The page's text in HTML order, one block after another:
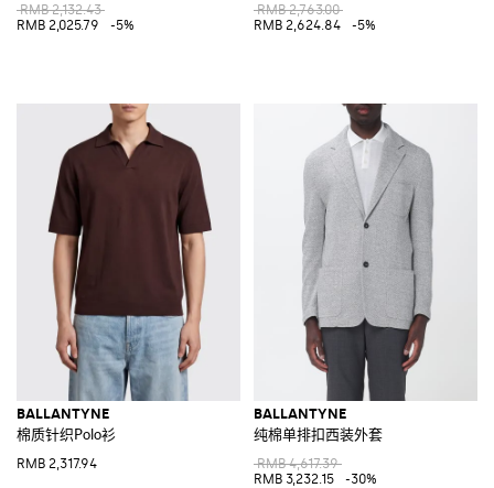
RMB 2,132.43
RMB 2,025.79
-5%
RMB 2,763.00
RMB 2,624.84
-5%
BALLANTYNE
棉质针织Polo衫
RMB 2,317.94
BALLANTYNE
纯棉单排扣西装外套
RMB 4,617.39
RMB 3,232.15
-30%